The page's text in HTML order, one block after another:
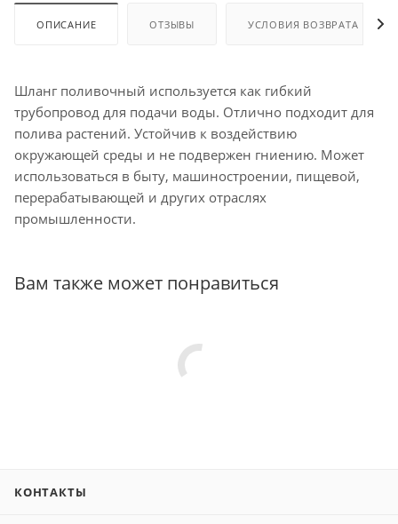
ОПИСАНИЕ ОТЗЫВЫ УСЛОВИЯ ВОЗВРАТА
Шланг поливочный используется как гибкий
трубопровод для подачи воды. Отлично подходит для
полива растений. Устойчив к воздействию
окружающей среды и не подвержен гниению. Может
использоваться в быту, машиностроении, пищевой,
перерабатывающей и других отраслях
промышленности.
Вам также может понравиться
КОНТАКТЫ